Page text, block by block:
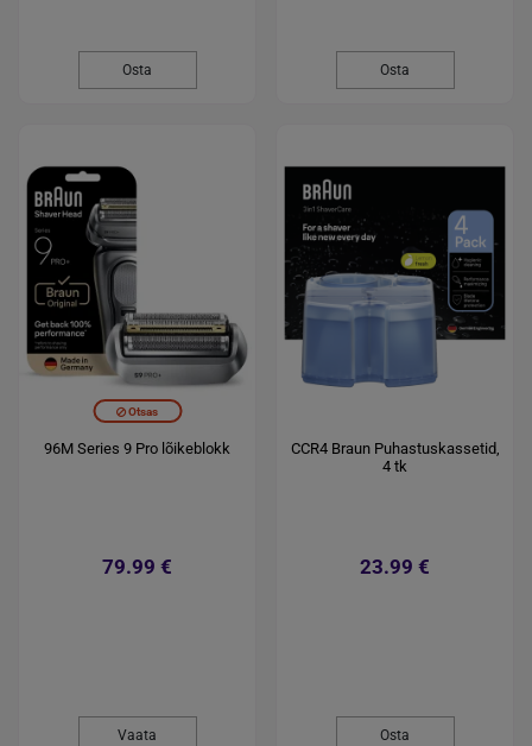
Osta Osta
Otsas
96M Series 9 Pro lõikeblokk
79.99 €
Vaata
CCR4 Braun Puhastuskassetid,
4 tk
23.99 €
Osta